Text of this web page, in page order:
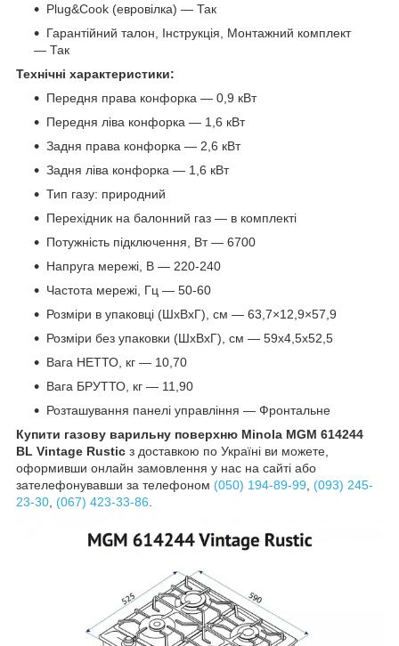
Plug&Cook (евровілка) — Так
Гарантійний талон, Інструкція, Монтажний комплект
— Так
Технічні характеристики:
Передня права конфорка — 0,9 кВт
Передня ліва конфорка — 1,6 кВт
Задня права конфорка — 2,6 кВт
Задня ліва конфорка — 1,6 кВт
Тип газу: природний
Перехідник на балонний газ — в комплекті
Потужність підключення, Вт — 6700
Напруга мережі, В — 220-240
Частота мережі, Гц — 50-60
Розміри в упаковці (ШхВхГ), см — 63,7×12,9×57,9
Розміри без упаковки (ШхВхГ), см — 59х4,5х52,5
Вага НЕТТО, кг — 10,70
Вага БРУТТО, кг — 11,90
Розташування панелі управління — Фронтальне
Купити газову варильну поверхню Minola MGM 614244
BL Vintage Rustic з доставкою по Україні ви можете,
оформивши онлайн замовлення у нас на сайті або
зателефонувавши за телефоном (050) 194-89-99
(093) 245-
23-30 (067) 423-33-86